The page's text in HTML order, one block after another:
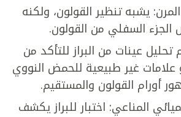
يشبه تنظير القولون، ولكنه
السفلي من القولون.
تحليل عينات من البراز للتأكد من
غير طبيعية للحمض النووي
أورام القولون والمستقيم.
المناعي: اختبار للبراز يكشف